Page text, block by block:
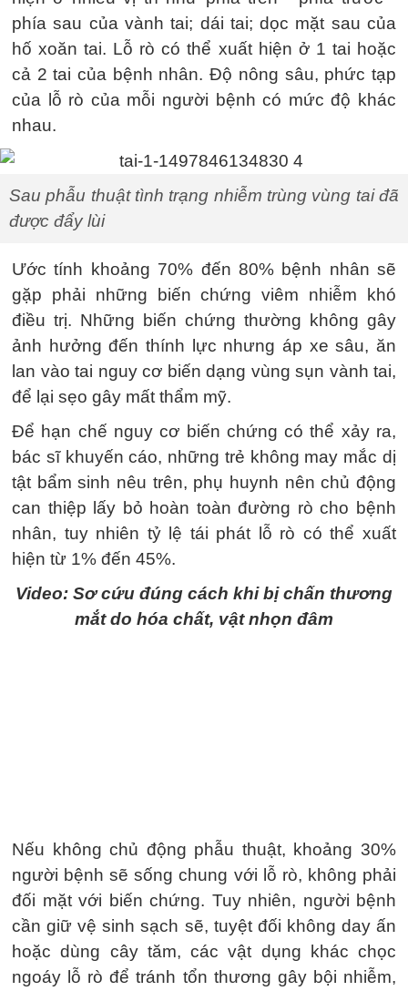
phía sau của vành tai; dái tai; dọc mặt sau của
hố xoăn tai. Lỗ rò có thể xuất hiện ở 1 tai hoặc
cả 2 tai của bệnh nhân. Độ nông sâu, phức tạp
của lỗ rò của mỗi người bệnh có mức độ khác
nhau.
Sau phẫu thuật tình trạng nhiễm trùng vùng tai đã
được đẩy lùi
Ước tính khoảng 70% đến 80% bệnh nhân sẽ
gặp phải những biến chứng viêm nhiễm khó
điều trị. Những biến chứng thường không gây
ảnh hưởng đến thính lực nhưng áp xe sâu, ăn
lan vào tai nguy cơ biến dạng vùng sụn vành tai,
để lại sẹo gây mất thẩm mỹ.
Để hạn chế nguy cơ biến chứng có thể xảy ra,
bác sĩ khuyến cáo, những trẻ không may mắc dị
tật bẩm sinh nêu trên, phụ huynh nên chủ động
can thiệp lấy bỏ hoàn toàn đường rò cho bệnh
nhân, tuy nhiên tỷ lệ tái phát lỗ rò có thể xuất
hiện từ 1% đến 45%.
Video: Sơ cứu đúng cách khi bị chấn thương
mắt do hóa chất, vật nhọn đâm
Nếu không chủ động phẫu thuật, khoảng 30%
người bệnh sẽ sống chung với lỗ rò, không phải
đối mặt với biến chứng. Tuy nhiên, người bệnh
cần giữ vệ sinh sạch sẽ, tuyệt đối không day ấn
hoặc dùng cây tăm, các vật dụng khác chọc
ngoáy lỗ rò để tránh tổn thương gây bội nhiễm,